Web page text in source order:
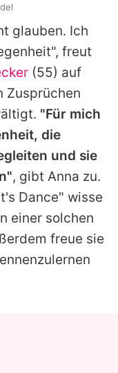
glauben. Ich
freut
(55) auf
Zusprüchen
"Für mich
die
und sie
, gibt Anna zu.
Dance" wisse
einer solchen
freue sie